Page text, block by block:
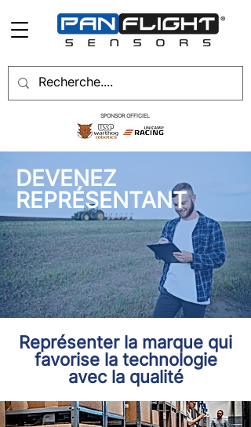
SPONSOR OFFICIEL
DEVENEZ
REPRÉSENTANT
Représenter la marque qui
favorise la technologie
avec la qualité